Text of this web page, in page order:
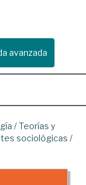
avanzada
/Teorías y
sociológicas /